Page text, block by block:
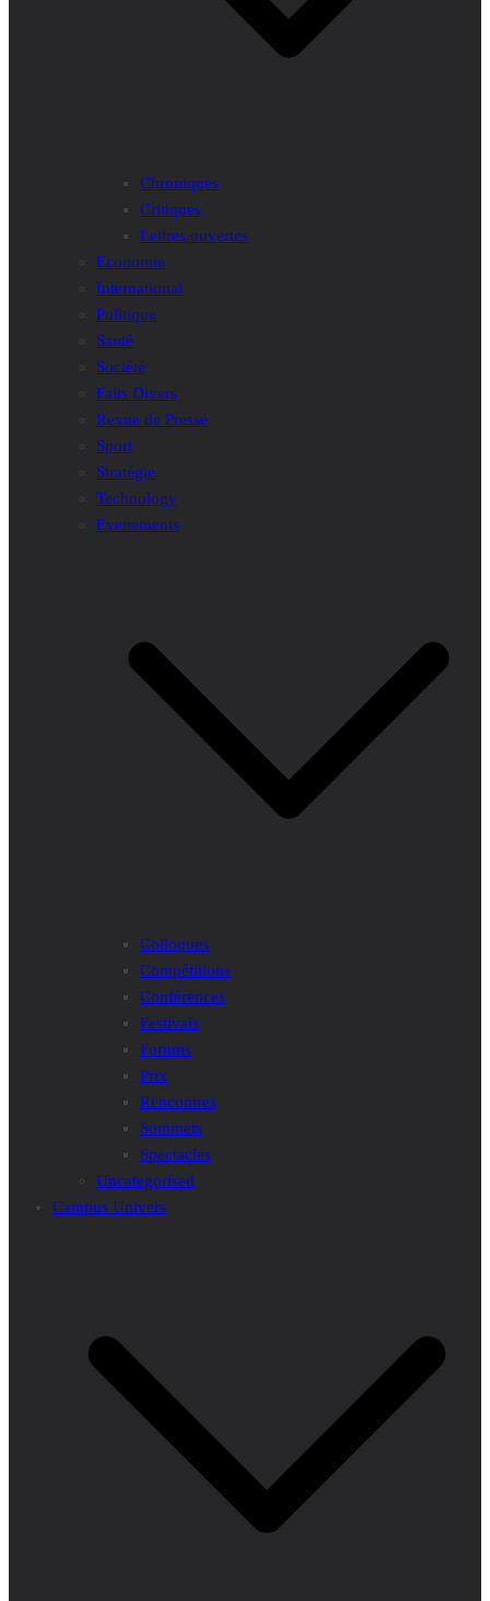
Chroniques
Critiques
Lettres ouvertes
Economie
International
Politique
Santé
Société
Faits Divers
Revue de Presse
Sport
Stratégie
Technology
Evenements
Colloques
Compétitions
Conférences
Festivals
Forums
Prix
Rencontres
Sommets
Spectacles
Uncategorised
Campus Univers